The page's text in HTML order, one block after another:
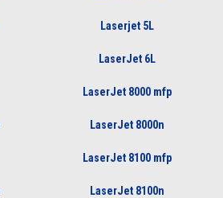
Laserjet 5L
LaserJet 6L
LaserJet 8000 mfp
LaserJet 8000n
LaserJet 8100 mfp
LaserJet 8100n